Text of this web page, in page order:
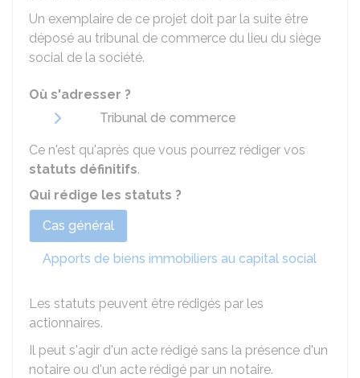
Un exemplaire de ce projet doit par la suite être
déposé au tribunal de commerce du lieu du siège
social de la société.
Où s'adresser ?
Tribunal de commerce
Ce n'est qu'après que vous pourrez rédiger vos
statuts définitifs.
Qui rédige les statuts ?
Cas général
Apports de biens immobiliers au capital social
Les statuts peuvent être rédigés par les
actionnaires.
Il peut s'agir d'un acte rédigé sans la présence d'un
notaire ou d'un acte rédigé par un notaire.